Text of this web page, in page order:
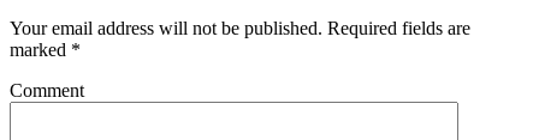
Your email address will not be published. Required fields are
marked *
Comment